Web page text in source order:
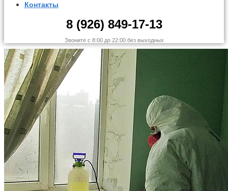
Контакты
8 (926) 849-17-13
Звоните с 8:00 до 22:00 без выходных